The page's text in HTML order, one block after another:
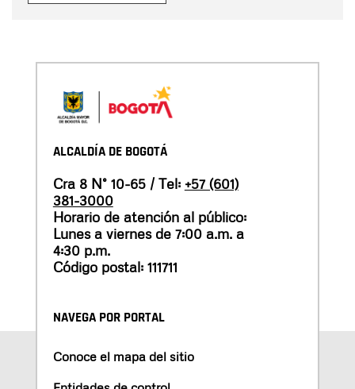
ALCALDÍA DE BOGOTÁ
Cra 8 N° 10-65 / Tel: +57 (601)
381-3000
Horario de atención al público:
Lunes a viernes de 7:00 a.m. a
4:30 p.m.
Código postal: 111711
NAVEGA POR PORTAL
Conoce el mapa del sitio